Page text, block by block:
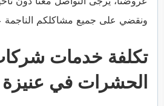
ونقضي على جميع مشاكلكم الناجمة
تكلفة خدمات
الحشرات في عنيزة